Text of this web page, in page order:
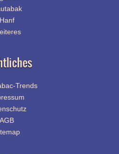
Hanf
Trends
AGB